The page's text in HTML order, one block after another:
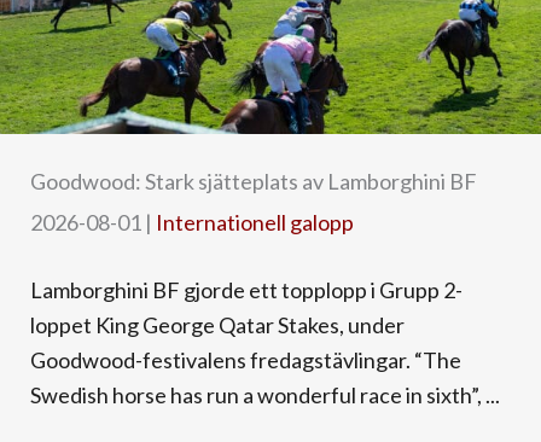
Goodwood: Stark sjätteplats av Lamborghini BF
2026-08-01 | Internationell galopp
Lamborghini BF gjorde ett topplopp i Grupp 2-
loppet King George Qatar Stakes, under
Goodwood-festivalens fredagstävlingar. “The
Swedish horse has run a wonderful race in sixth”, ...